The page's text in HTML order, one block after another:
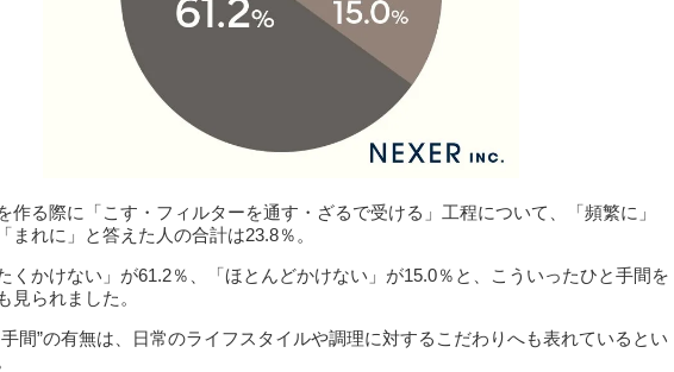
作る際に「こす・フィルターを通す・ざるで受ける」工程について、「頻繁に」
まれに」と答えた人の合計は23.8％。
くかけない」が61.2％、「ほとんどかけない」が15.0％と、こういったひと手間を
見られました。
間”の有無は、日常のライフスタイルや調理に対するこだわりへも表れているとい